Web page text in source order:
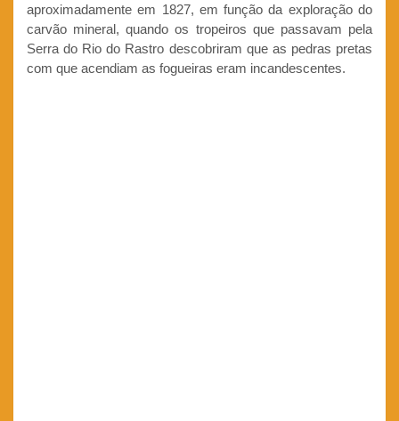
aproximadamente em 1827, em função da exploração do
carvão mineral, quando os tropeiros que passavam pela
Serra do Rio do Rastro descobriram que as pedras pretas
com que acendiam as fogueiras eram incandescentes.